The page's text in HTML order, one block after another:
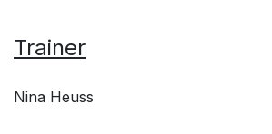
Trainer
Nina Heuss